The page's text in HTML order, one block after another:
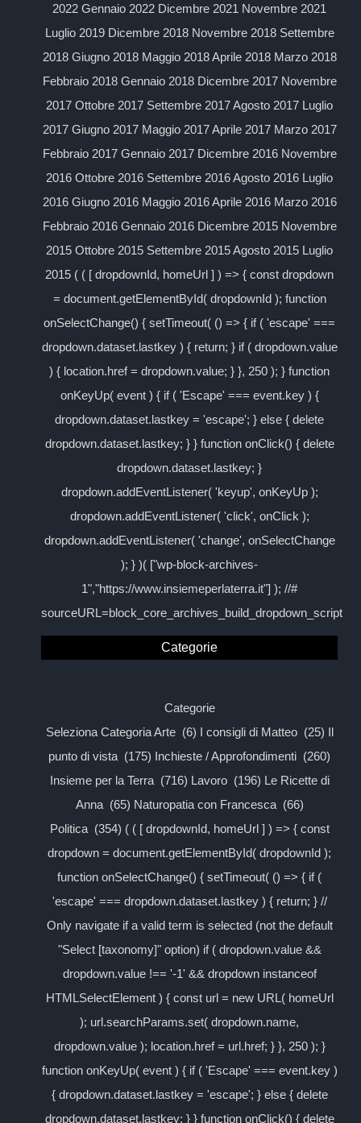
2022 Gennaio 2022 Dicembre 2021 Novembre 2021
Luglio 2019 Dicembre 2018 Novembre 2018 Settembre
2018 Giugno 2018 Maggio 2018 Aprile 2018 Marzo 2018
Febbraio 2018 Gennaio 2018 Dicembre 2017 Novembre
2017 Ottobre 2017 Settembre 2017 Agosto 2017 Luglio
2017 Giugno 2017 Maggio 2017 Aprile 2017 Marzo 2017
Febbraio 2017 Gennaio 2017 Dicembre 2016 Novembre
2016 Ottobre 2016 Settembre 2016 Agosto 2016 Luglio
2016 Giugno 2016 Maggio 2016 Aprile 2016 Marzo 2016
Febbraio 2016 Gennaio 2016 Dicembre 2015 Novembre
2015 Ottobre 2015 Settembre 2015 Agosto 2015 Luglio
2015 ( ( [ dropdownId, homeUrl ] ) => { const dropdown
= document.getElementById( dropdownId ); function
onSelectChange() { setTimeout( () => { if ( 'escape' ===
dropdown.dataset.lastkey ) { return; } if ( dropdown.value
) { location.href = dropdown.value; } }, 250 ); } function
onKeyUp( event ) { if ( 'Escape' === event.key ) {
dropdown.dataset.lastkey = 'escape'; } else { delete
dropdown.dataset.lastkey; } } function onClick() { delete
dropdown.dataset.lastkey; }
dropdown.addEventListener( 'keyup', onKeyUp );
dropdown.addEventListener( 'click', onClick );
dropdown.addEventListener( 'change', onSelectChange
); } )( ["wp-block-archives-
1","https://www.insiemeperlaterra.it"] ); //#
sourceURL=block_core_archives_build_dropdown_script
Categorie
Categorie
Seleziona Categoria Arte (6) I consigli di Matteo (25) Il
punto di vista (175) Inchieste / Approfondimenti (260)
Insieme per la Terra (716) Lavoro (196) Le Ricette di
Anna (65) Naturopatia con Francesca (66)
Politica (354) ( ( [ dropdownId, homeUrl ] ) => { const
dropdown = document.getElementById( dropdownId );
function onSelectChange() { setTimeout( () => { if (
'escape' === dropdown.dataset.lastkey ) { return; } //
Only navigate if a valid term is selected (not the default
"Select [taxonomy]" option) if ( dropdown.value &&
dropdown.value !== '-1' && dropdown instanceof
HTMLSelectElement ) { const url = new URL( homeUrl
); url.searchParams.set( dropdown.name,
dropdown.value ); location.href = url.href; } }, 250 ); }
function onKeyUp( event ) { if ( 'Escape' === event.key )
{ dropdown.dataset.lastkey = 'escape'; } else { delete
dropdown.dataset.lastkey; } } function onClick() { delete